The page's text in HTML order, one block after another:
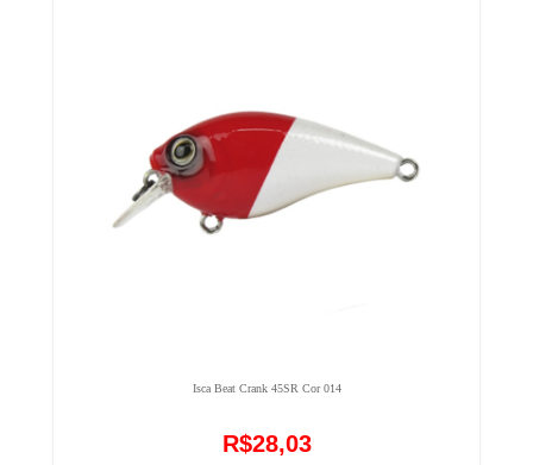
Isca Beat Crank 45SR Cor 014
R$28,03